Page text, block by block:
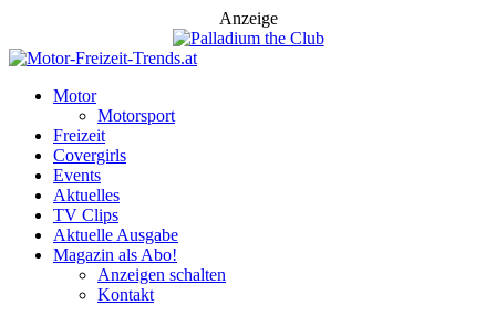
Anzeige
Motor
Motorsport
Freizeit
Covergirls
Events
Aktuelles
TV Clips
Aktuelle Ausgabe
Magazin als Abo!
Anzeigen schalten
Kontakt